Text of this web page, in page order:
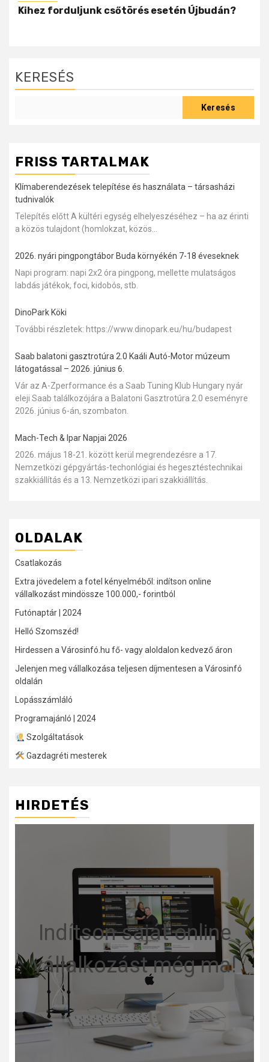
Kihez forduljunk csőtörés esetén Újbudán?
KERESÉS
Keresés
FRISS TARTALMAK
Klímaberendezések telepítése és használata – társasházi
tudnivalók
Telepítés előtt A kültéri egység elhelyeszéséhez – ha az érinti
a közös tulajdont (homlokzat, közös...
2026. nyári pingpongtábor Buda környékén 7-18 éveseknek
Napi program: napi 2x2 óra pingpong, mellette mulatságos
labdás játékok, foci, kidobós, stb.
DinoPark Köki
További részletek: https://www.dinopark.eu/hu/budapest
Saab balatoni gasztrotúra 2.0 Kaáli Autó-Motor múzeum
látogatással – 2026. június 6.
Vár az A-Zperformance és a Saab Tuning Klub Hungary nyár
eleji Saab találkozójára a Balatoni Gasztrotúra 2.0 eseményre
2026. június 6-án, szombaton.
Mach-Tech & Ipar Napjai 2026
2026. május 18-21. között kerül megrendezésre a 17.
Nemzetközi gépgyártás-techonlógiai és hegesztéstechnikai
szakkiállítás és a 13. Nemzetközi ipari szakkiállítás.
OLDALAK
Csatlakozás
Extra jövedelem a fotel kényelméből: indítson online
vállalkozást mindössze 100.000,- forintból
Futónaptár | 2024
Helló Szomszéd!
Hirdessen a Városinfó.hu fő- vagy aloldalon kedvező áron
Jelenjen meg vállalkozása teljesen díjmentesen a Városinfó
oldalán
Lopásszámláló
Programajánló | 2024
Szolgáltatások
Gazdagréti mesterek
HIRDETÉS
Indítson saját online
vállalkozást még ma!